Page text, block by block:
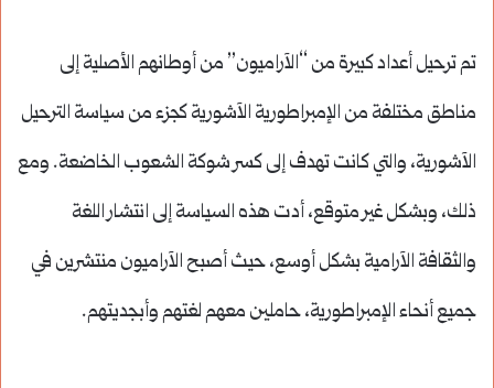
تم ترحيل أعداد كبيرة من “الآراميون” من أوطانهم الأصلية إلى
مناطق مختلفة من الإمبراطورية الآشورية كجزء من سياسة الترحيل
الآشورية، والتي كانت تهدف إلى كسر شوكة الشعوب الخاضعة. ومع
ذلك، وبشكل غير متوقع، أدت هذه السياسة إلى انتشار اللغة
والثقافة الآرامية بشكل أوسع، حيث أصبح الآراميون منتشرين في
جميع أنحاء الإمبراطورية، حاملين معهم لغتهم وأبجديتهم.